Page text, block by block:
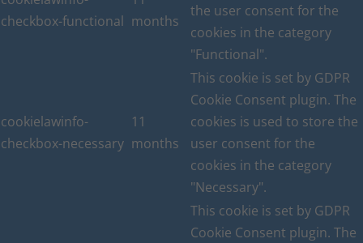
checkbox-functional months
the user consent for the
cookies in the category
"Functional".
cookielawinfo-
checkbox-necessary
11
months
This cookie is set by GDPR
Cookie Consent plugin. The
cookies is used to store the
user consent for the
cookies in the category
"Necessary".
This cookie is set by GDPR
Cookie Consent plugin. The